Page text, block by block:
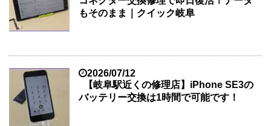
もそのまま｜クイック岐阜
2026/07/12
【岐阜駅近くの修理店】iPhone SE3の
バッテリー交換は1時間で可能です！